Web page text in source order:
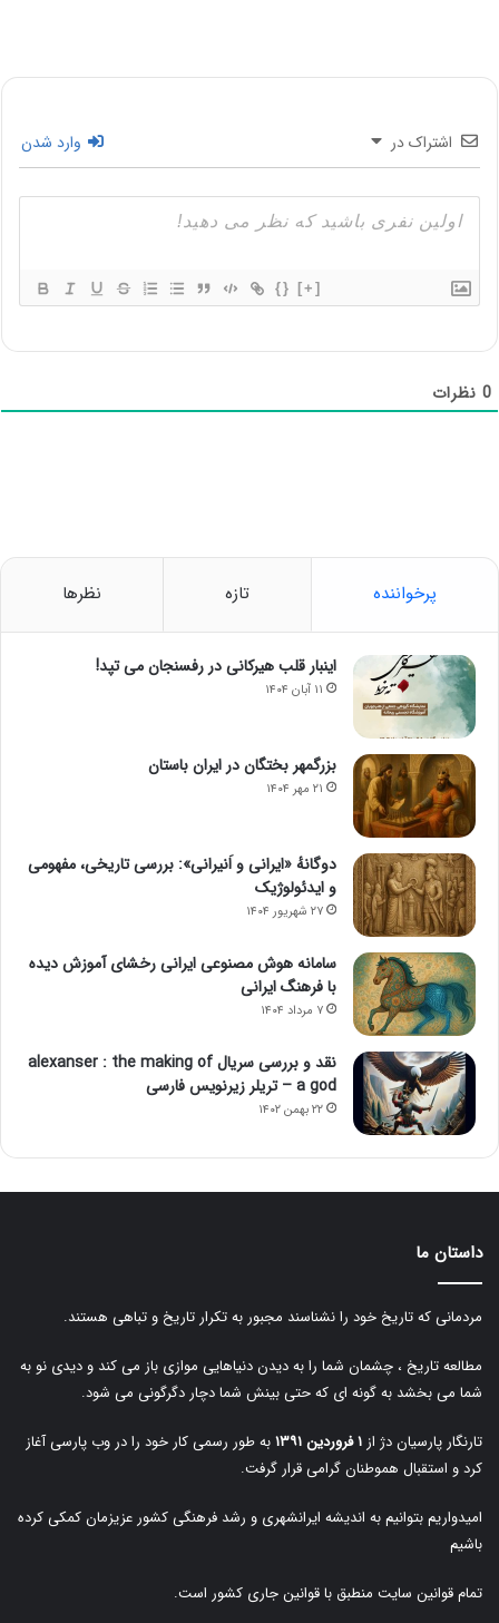
اشتراک در وارد شدن
{} [+]
0 نظرات
پرخواننده تازه نظرها
اینبار قلب هیرکانی در رفسنجان می تپد!
۱۱ آبان ۱۴۰۴
بزرگمهر بختگان در ایران باستان
۲۱ مهر ۱۴۰۴
دوگانهٔ «ایرانی و اَنیرانی»: بررسی تاریخی، مفهومی
و ایدئولوژیک
۲۷ شهریور ۱۴۰۴
سامانه هوش مصنوعی ایرانی رخشای آموزش دیده
با فرهنگ ایرانی
۷ مرداد ۱۴۰۴
نقد و بررسی سریال alexanser : the making of
a god – تریلر زیرنویس فارسی
۲۲ بهمن ۱۴۰۲
داستان ما
مردمانی که تاریخ خود را نشناسند مجبور به تکرار تاریخ و تباهی هستند.
مطالعه تاریخ ، چشمان شما را به دیدن دنیاهایی موازی باز می کند و دیدی نو به
شما می بخشد به گونه ای که حتی بینش شما دچار دگرگونی می شود.
تارنگار پارسیان دژ از۱ فروردین ۱۳۹۱
به طور رسمی کار خود را در وب پارسی آغاز
کرد و استقبال هموطنان گرامی قرار گرفت.
امیدواریم بتوانیم به اندیشه ایرانشهری و رشد فرهنگی کشور عزیزمان کمکی کرده
باشیم
تمام قوانین سایت منطبق با قوانین جاری کشور است.